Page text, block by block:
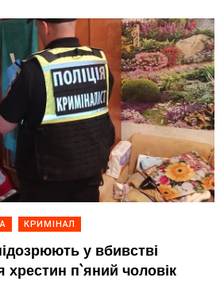
КРИМІНАЛ
у вбивстві
хрестин п`яний чоловік